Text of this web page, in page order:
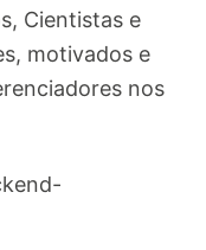
Cientistas e
motivados e
nos